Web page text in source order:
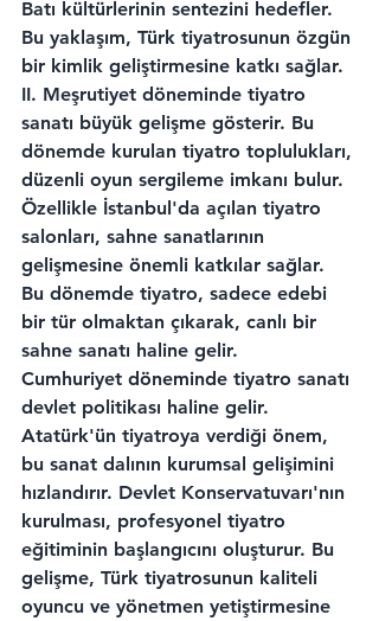
Batı kültürlerinin sentezini hedefler.
Bu yaklaşım, Türk tiyatrosunun özgün
bir kimlik geliştirmesine katkı sağlar.
II. Meşrutiyet döneminde tiyatro
sanatı büyük gelişme gösterir. Bu
dönemde kurulan tiyatro toplulukları,
düzenli oyun sergileme imkanı bulur.
Özellikle İstanbul'da açılan tiyatro
salonları, sahne sanatlarının
gelişmesine önemli katkılar sağlar.
Bu dönemde tiyatro, sadece edebi
bir tür olmaktan çıkarak, canlı bir
sahne sanatı haline gelir.
Cumhuriyet döneminde tiyatro sanatı
devlet politikası haline gelir.
Atatürk'ün tiyatroya verdiği önem,
bu sanat dalının kurumsal gelişimini
hızlandırır. Devlet Konservatuvarı'nın
kurulması, profesyonel tiyatro
eğitiminin başlangıcını oluşturur. Bu
gelişme, Türk tiyatrosunun kaliteli
oyuncu ve yönetmen yetiştirmesine